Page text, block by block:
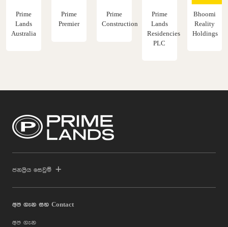
Prime
Lands
Australia
Prime
Premier
Prime
Construction
Prime
Lands
Residencies
PLC
Bhoomi
Reality
Holdings
ජනප්‍රිය සෙවුම්
අප ගැන සහ Contact
අප ගැන